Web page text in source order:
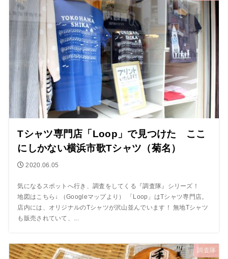
Tシャツ専門店「Loop」で見つけた ここ
にしかない横浜市歌Tシャツ（菊名）
2020.06.05
気になるスポットへ行き、調査をしてくる『調査隊』シリーズ！
地図はこちら↓ （Googleマップより） 「Loop」はTシャツ専門店。
店内には、オリジナルのTシャツが沢山並んでいます！ 無地Tシャツ
も販売されていて、...
調査隊